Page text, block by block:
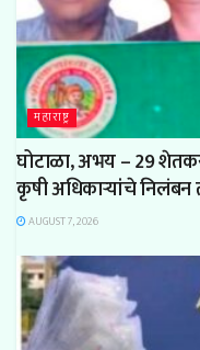
महाराष्ट्र
घोटाळा, अभय – 29
कृषी अधिकाऱ्यांचे निलंबन
AUGUST 7, 2026